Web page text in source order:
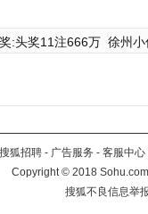
:头奖11注666万 徐州
搜狐招聘 - 广告服务 - 客服中心
Copyright©2018
搜狐不良信息举